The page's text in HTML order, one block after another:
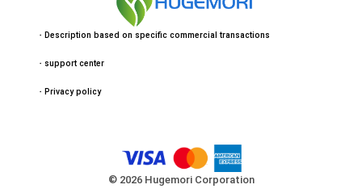
・ Description based on specific commercial transactions
・ support center
・ Privacy policy
© 2026 Hugemori Corporation